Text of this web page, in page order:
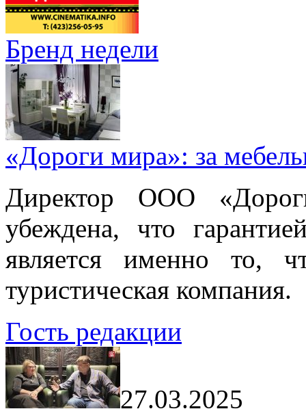
Бренд недели
«Дороги мира»: за
Директор ООО
убеждена, что
является именно то,
туристическая компания.
Гость редакции
27.03.2025